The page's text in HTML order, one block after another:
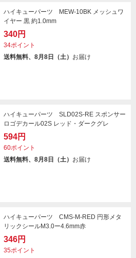
ハイキューパーツ MEW-10BK メッシュワ
イヤー 黒 約1.0mm
340円
34ポイント
送料無料、8月8日（土） お届け
ハイキューパーツ SLD02S-RE スポンサー
ロゴデカール02S レッド・ダークグレ
594円
60ポイント
送料無料、8月8日（土） お届け
ハイキューパーツ CMS-M-RED 円形メタ
リックシールM3.0ー4.6mm赤
346円
35ポイント